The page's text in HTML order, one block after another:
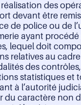
des
devant être
de police ou de
ayant procédé
lequel doit
relatives au
des
statistiques et
à l’autorité
du caractère non